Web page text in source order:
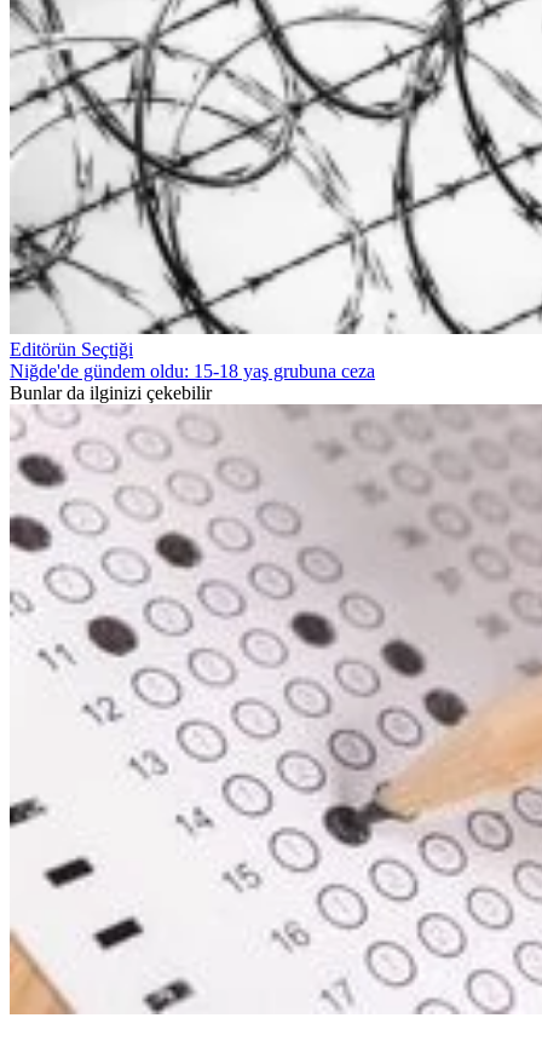
Editörün Seçtiği
Niğde'de gündem oldu: 15-18 yaş grubuna ceza
Bunlar da ilginizi çekebilir